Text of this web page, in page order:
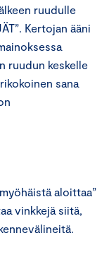
ruudulle
Kertojan ääni
ruudun keskelle
sana
aloittaa”
vinkkejä siitä,